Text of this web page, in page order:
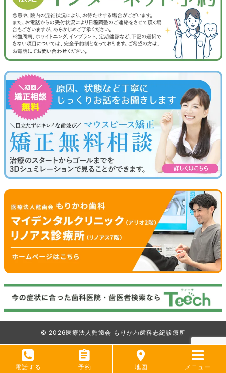
電話する 予約 地図 メニュー
© 2026医療法人甦歯会 もりかわ歯科志紀診療所